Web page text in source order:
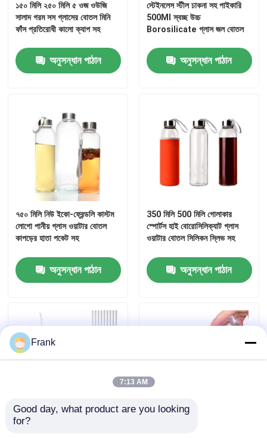
১৫০ মিলি ২৫০ মিলি ৫ ওজ ওউজি
সালাদ গরম সস গ্লাসের বোতল মিনি
ফাঁস প্রতিরোধী কালো ক্যাপ সহ
অনুসন্ধান পাঠান
স্টেইনলেস স্টীল ঢাকনা সহ পাইকারি
500Ml স্বচ্ছ উচ্চ
Borosilicate গ্লাস জল বোতল
অনুসন্ধান পাঠান
৭৫০ মিলি নিউ ইকো-ফ্রেন্ডলি কাস্টম
লোগো পানীয় গ্লাস ওয়াটার বোতল
কাপড়ের হাতা পকেট সহ
অনুসন্ধান পাঠান
350 মিলি 500 মিলি গোলাকার
স্পোর্টস হাই বোরোসিলিক্যাট গ্লাস
ওয়াটার বোতল সিলিকন স্লিভ সহ
অনুসন্ধান পাঠান
কাস্টমাইজড লাক্সারি স্কয়ার প্রাকৃতিক
Frank
7:13 AM
Good day, what product are you looking
for?